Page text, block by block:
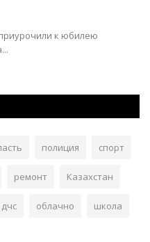
к юбилею
полиция спорт
ремонт Казахстан
дчс облачно школа